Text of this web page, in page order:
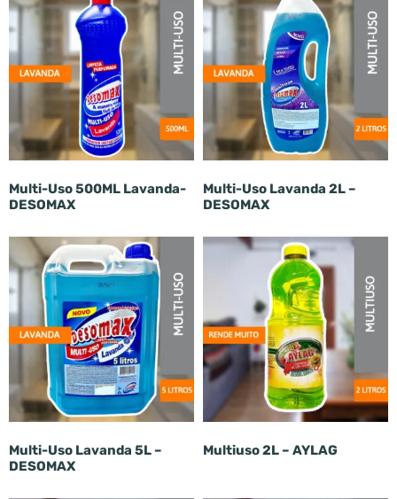
Multi-Uso 500ML Lavanda-
DESOMAX
Multi-Uso Lavanda 2L –
DESOMAX
Multi-Uso Lavanda 5L –
DESOMAX
Multiuso 2L – AYLAG